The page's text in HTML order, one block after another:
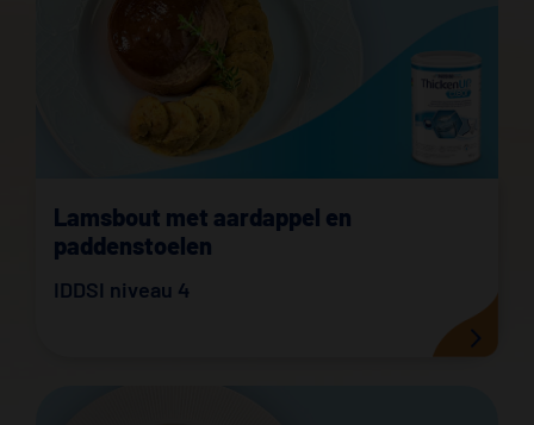
Lamsbout met aardappel en
paddenstoelen
IDDSI niveau 4